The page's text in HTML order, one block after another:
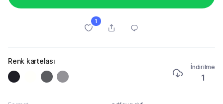
1
Renk kartelası
İndirilme
1